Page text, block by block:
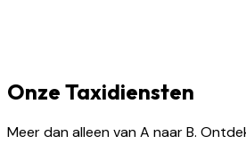
Onze Taxidiensten
Meer dan alleen van A naar B.